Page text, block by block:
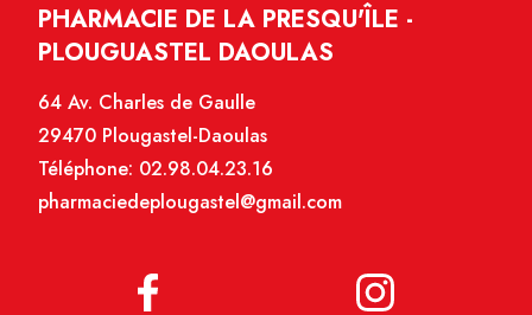
PHARMACIE DE LA PRESQU'ÎLE -
PLOUGUASTEL DAOULAS
64 Av. Charles de Gaulle
29470 Plougastel-Daoulas
Téléphone: 02.98.04.23.16
pharmaciedeplougastel@gmail.com